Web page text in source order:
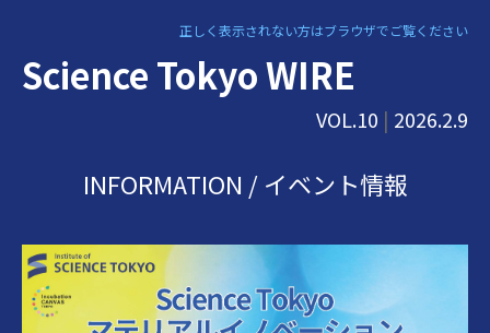
正しく表示されない方はブラウザでご覧ください
Science Tokyo WIRE
VOL.10 | 2026.2.9
INFORMATION / イベント情報